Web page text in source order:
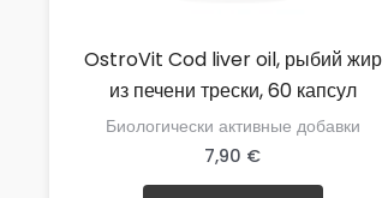
OstroVit Cod liver oil, рыбий жир
из печени трески, 60 капсул
Биологически активные добавки
7,90 €